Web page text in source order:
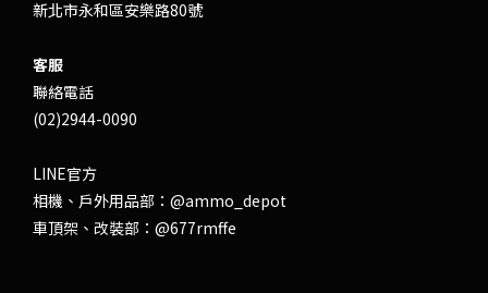
新北市永和區安樂路80號
客服
聯絡電話
(02)2944-0090
LINE官方
相機、戶外用品部： @ammo_depot
車頂架、改裝部： @677rmffe